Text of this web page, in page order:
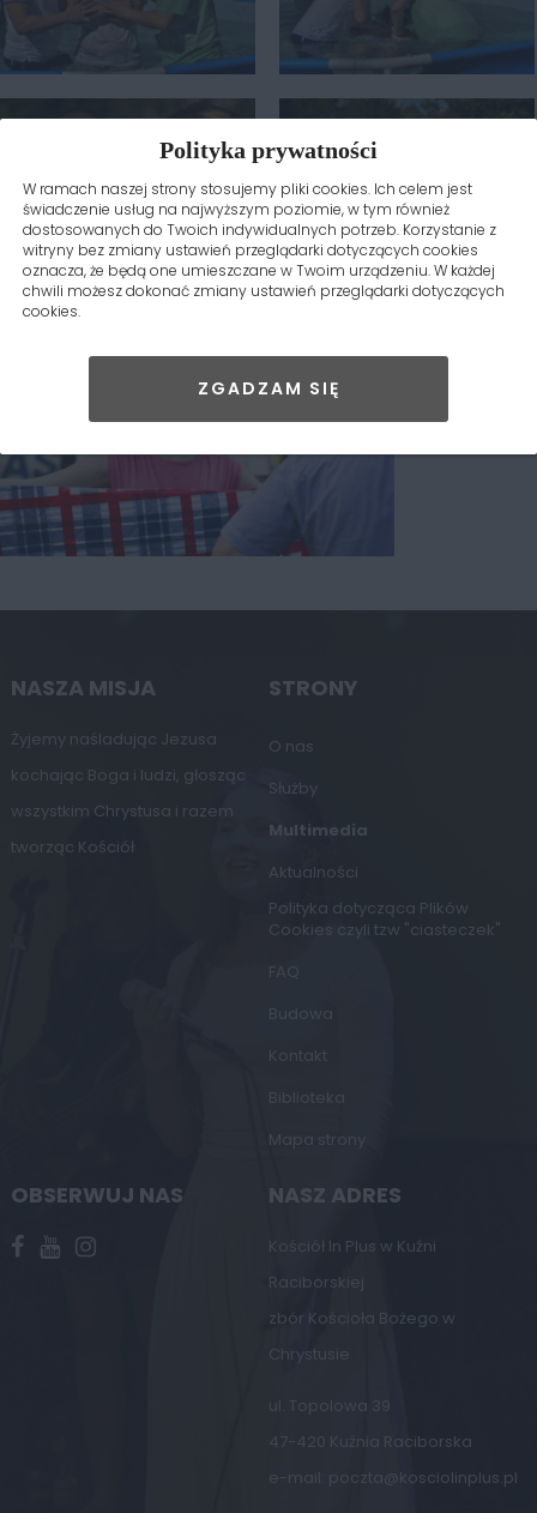
NASZA MISJA
Żyjemy naśladując Jezusa
kochając Boga i ludzi, głosząc
wszystkim Chrystusa i razem
tworząc Kościół
STRONY
O nas
Służby
Multimedia
Aktualności
Polityka dotycząca Plików
Cookies czyli tzw "ciasteczek"
FAQ
Budowa
Kontakt
Biblioteka
Mapa strony
OBSERWUJ NAS NASZ ADRES
Kościół In Plus w Kuźni
Raciborskiej
zbór Kościoła Bożego w
Chrystusie
ul. Topolowa 39
47-420 Kuźnia Raciborska
e-mail: poczta@kosciolinplus.pl
Polityka prywatności
W ramach naszej strony stosujemy pliki cookies. Ich celem jest
świadczenie usług na najwyższym poziomie, w tym również
dostosowanych do Twoich indywidualnych potrzeb. Korzystanie z
witryny bez zmiany ustawień przeglądarki dotyczących cookies
oznacza, że będą one umieszczane w Twoim urządzeniu. W każdej
chwili możesz dokonać zmiany ustawień przeglądarki dotyczących
cookies.
ZGADZAM SIĘ